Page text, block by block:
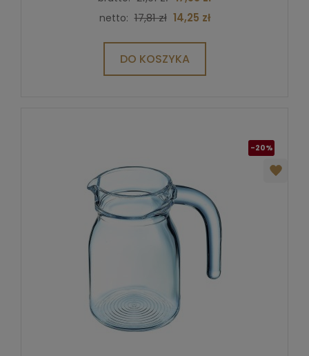
netto: 17,81 zł 14,25 zł
DO KOSZYKA
-20%